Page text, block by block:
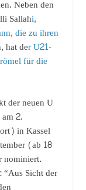
Neben den
Sallahi,
die zu ihren
hat der U21-
für die
der neuen U
2.
in Kassel
(ab 18
Sicht der